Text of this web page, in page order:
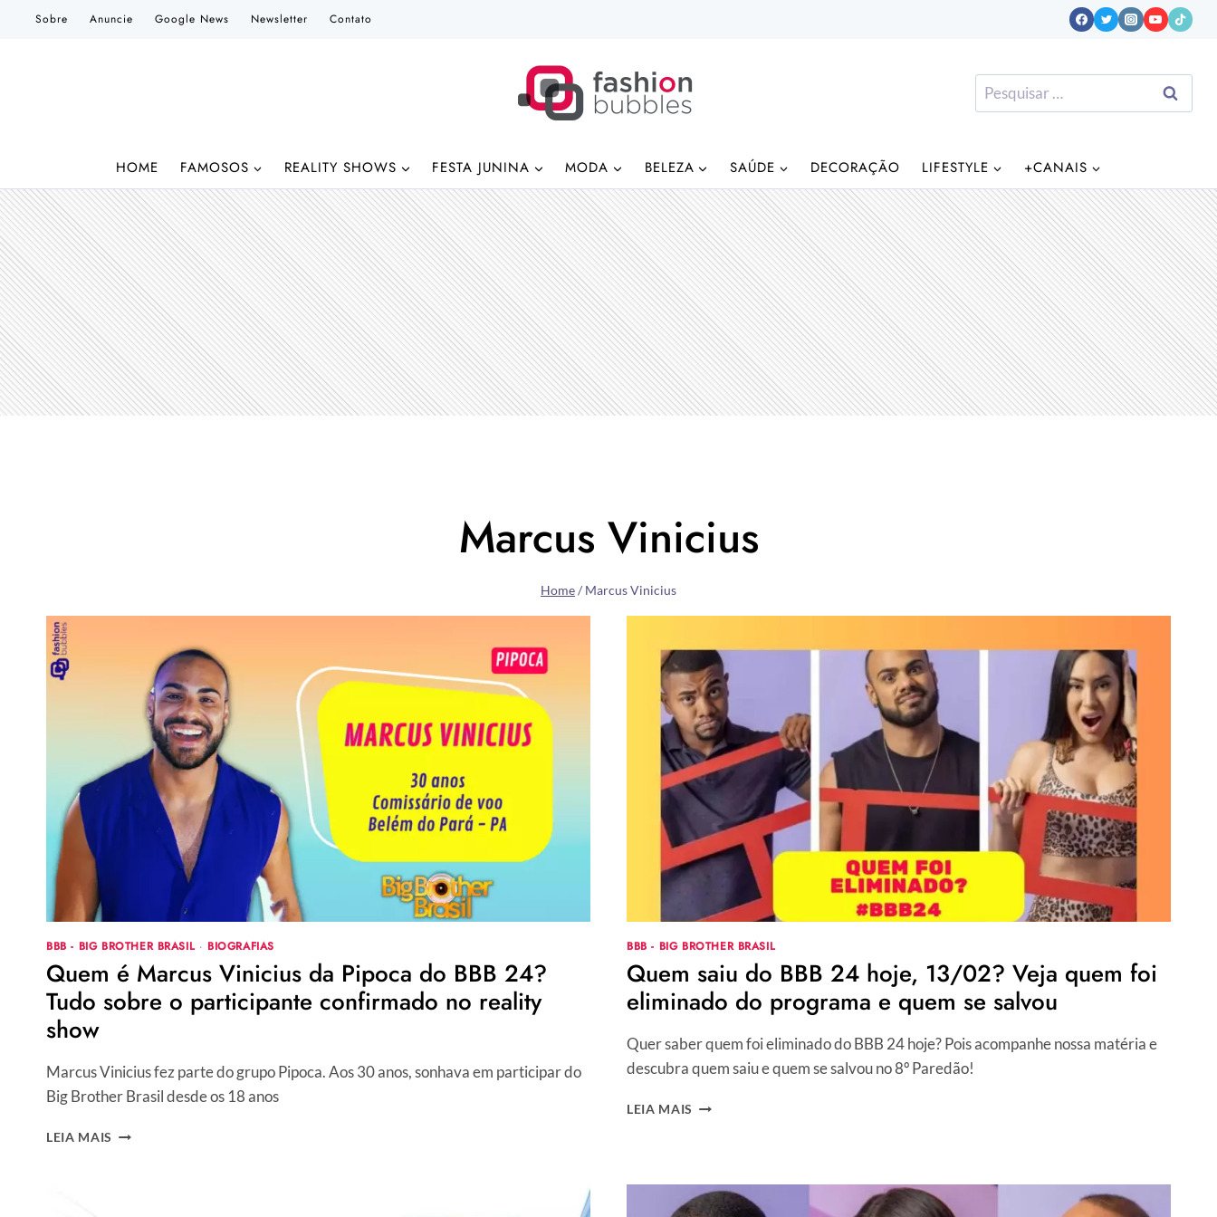
Sobre Anuncie Google News Newsletter Contato
Pesquisar
por:
HOME FAMOSOS REALITY SHOWS FESTA JUNINA MODA BELEZA SAÚDE DECORAÇÃO LIFESTYLE +CANAIS
Marcus Vinicius
Home/ Marcus Vinicius
BBB - BIG BROTHER BRASIL· BIOGRAFIAS
Quem é Marcus Vinicius da Pipoca do BBB 24?
Tudo sobre o participante confirmado no reality
show
Marcus Vinicius fez parte do grupo Pipoca. Aos 30 anos, sonhava em participar do
Big Brother Brasil desde os 18 anos
LEIA MAIS QUEM
BBB - BIG BROTHER BRASIL
Quem saiu do BBB 24 hoje, 13/02? Veja quem foi
eliminado do programa e quem se salvou
Quer saber quem foi eliminado do BBB 24 hoje? Pois acompanhe nossa matéria e
descubra quem saiu e quem se salvou no 8º Paredão!
LEIA MAIS QUEM
HOJE,